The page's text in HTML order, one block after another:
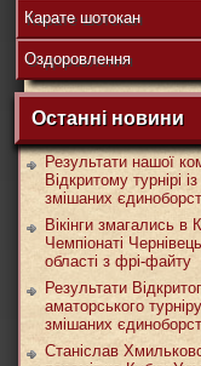
Карате шотокан
Оздоровлення
Останні новини
Результати нашої
Відкритому турнірі із
змішаних
Вікінги змагались в
Чемпіонаті
області з фрі-файту
Результати
аматорського
змішаних
Станіслав